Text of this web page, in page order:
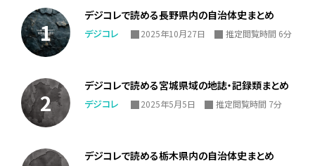
デジコレで読める長野県内の自治体史まとめ
デジコレ 2025年10月27日 推定閲覧時間 6分
デジコレで読める宮城県域の地誌・記録類まとめ
デジコレ 2025年5月5日 推定閲覧時間 7分
デジコレで読める栃木県内の自治体史まとめ